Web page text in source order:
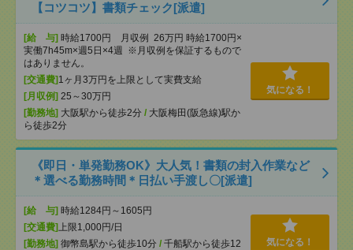
【コツコツ】書類チェック[派遣]
[給 与] 時給1700円 月収例 26万円 時給1700円×
実働7h45m×週5日×4週 ※月収例を保証するもので
はありません。
[交通費] 1ヶ月3万円を上限として実費支給
[月収例] 25～30万円
[勤務地] 大阪駅から徒歩2分 / 大阪梅田(阪急線)駅か
ら徒歩2分
気になる！
《即日・単発勤務OK》大人気！書類の封入作業など
＊選べる勤務時間＊日払い手渡し〇[派遣]
[給 与] 時給1284円～1605円
[交通費] 上限1,000円/日
[勤務地] 御幣島駅から徒歩10分 / 千船駅から徒歩12
気になる！